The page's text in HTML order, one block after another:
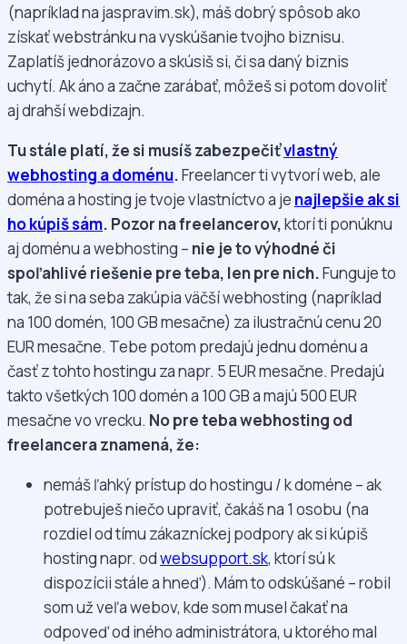
(napríklad na jaspravim.sk), máš dobrý spôsob ako
získať webstránku na vyskúšanie tvojho biznisu.
Zaplatíš jednorázovo a skúsiš si, či sa daný biznis
uchytí. Ak áno a začne zarábať, môžeš si potom dovoliť
aj drahší webdizajn.
Tu stále platí, že si musíš zabezpečiťvlastný
webhosting a doménu.Freelancer ti vytvorí web, ale
doména a hosting je tvoje vlastníctvo a je najlepšie ak si
ho kúpiš sám. Pozor na freelancerov,ktorí ti ponúknu
aj doménu a webhosting – nie je to výhodné či
spoľahlivé riešenie pre teba, len pre nich.Funguje to
tak, že si na seba zakúpia väčší webhosting (napríklad
na 100 domén, 100 GB mesačne) za ilustračnú cenu 20
EUR mesačne. Tebe potom predajú jednu doménu a
časť z tohto hostingu za napr. 5 EUR mesačne. Predajú
takto všetkých 100 domén a 100 GB a majú 500 EUR
mesačne vo vrecku. No pre teba webhosting od
freelancera znamená, že:
nemáš ľahký prístup do hostingu / k doméne – ak
potrebuješ niečo upraviť, čakáš na 1 osobu (na
rozdiel od tímu zákazníckej podpory ak si kúpiš
hosting napr. odwebsupport.sk, ktorí sú k
dispozícii stále a hneď). Mám to odskúšané – robil
som už veľa webov, kde som musel čakať na
odpoveď od iného administrátora, u ktorého mal